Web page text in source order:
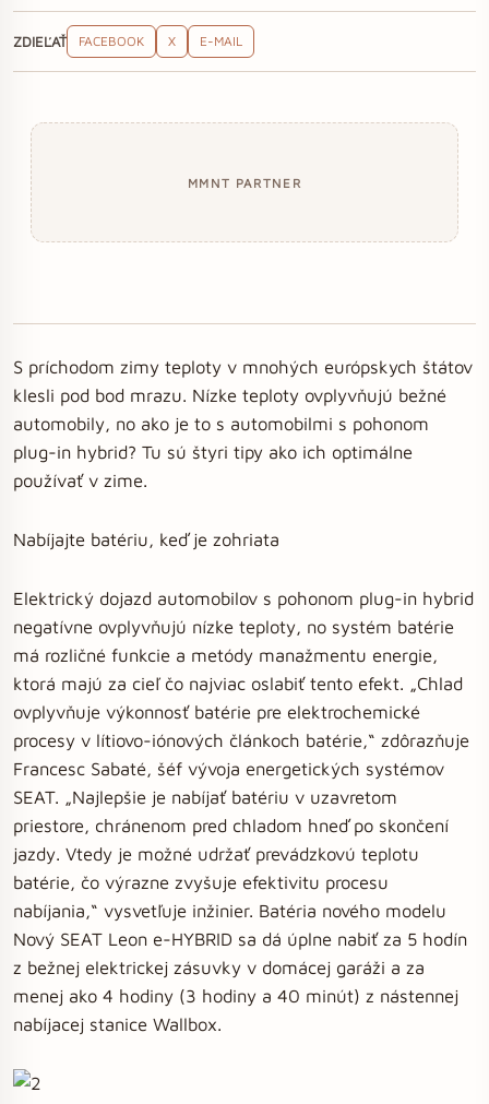
ZDIEĽAŤ FACEBOOK X E-MAIL
MMNT PARTNER
S príchodom zimy teploty v mnohých európskych štátov
klesli pod bod mrazu. Nízke teploty ovplyvňujú bežné
automobily, no ako je to s automobilmi s pohonom
plug-in hybrid? Tu sú štyri tipy ako ich optimálne
používať v zime.
Nabíjajte batériu, keď je zohriata
Elektrický dojazd automobilov s pohonom plug-in hybrid
negatívne ovplyvňujú nízke teploty, no systém batérie
má rozličné funkcie a metódy manažmentu energie,
ktorá majú za cieľ čo najviac oslabiť tento efekt. „Chlad
ovplyvňuje výkonnosť batérie pre elektrochemické
procesy v lítiovo-iónových článkoch batérie,“ zdôrazňuje
Francesc Sabaté, šéf vývoja energetických systémov
SEAT. „Najlepšie je nabíjať batériu v uzavretom
priestore, chránenom pred chladom hneď po skončení
jazdy. Vtedy je možné udržať prevádzkovú teplotu
batérie, čo výrazne zvyšuje efektivitu procesu
nabíjania,“ vysvetľuje inžinier. Batéria nového modelu
Nový SEAT Leon e-HYBRID sa dá úplne nabiť za 5 hodín
z bežnej elektrickej zásuvky v domácej garáži a za
menej ako 4 hodiny (3 hodiny a 40 minút) z nástennej
nabíjacej stanice Wallbox.